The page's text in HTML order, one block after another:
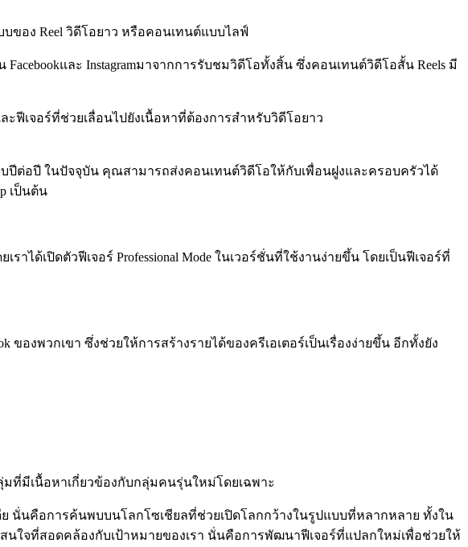
ของ Reel วิดีโอยาว หรือคอนเทนต์แบบไลฟ์
และ Instagramมาจากการรับชมวิดีโอทั้งสิ้น ซึ่งคอนเทนต์วิดีโอสั้น Reels มี
ฟีเจอร์ที่ช่วยเลื่อนไปยังเนื้อหาที่ต้องการสำหรับวิดีโอยาว
ปีต่อปี ในปัจจุบัน คุณสามารถส่งคอนเทนต์วิดีโอให้กับเพื่อนฝูงและครอบครัวได้
เป็นต้น
ได้เปิดตัวฟีเจอร์ Professional Mode ในเวอร์ชั่นที่ใช้งานง่ายขึ้น โดยเป็นฟีเจอร์ที่
องพวกเขา ซึ่งช่วยให้การสร้างรายได้ของครีเอเตอร์เป็นเรื่องง่ายขึ้น อีกทั้งยัง
มที่มีเนื้อหาเกี่ยวข้องกับกลุ่มคนรุ่นใหม่โดยเฉพาะ
นั่นคือการค้นพบบนโลกโซเชียลที่ช่วยเปิดโลกกว้างในรูปแบบที่หลากหลาย ทั้งใน
จที่สอดคล้องกับเป้าหมายของเรา นั่นคือการพัฒนาฟีเจอร์ที่แปลกใหม่เพื่อช่วยให้